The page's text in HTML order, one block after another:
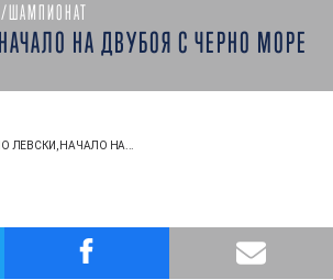
ШАМПИОНАТ
НА ДВУБОЯ С ЧЕРНО МОРЕ
ЛЕВСКИ, НАЧАЛО НА...